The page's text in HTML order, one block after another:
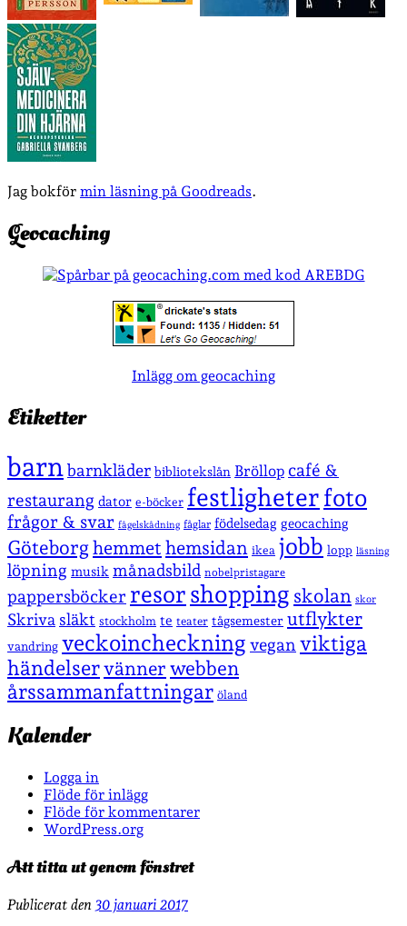
Jag bokför min läsning på Goodreads.
Geocaching
Inlägg om geocaching
Etiketter
barnbarnkläder bibliotekslån Bröllop café &
restaurang dator e-böcker festligheterfoto
frågor & svar fågelskådning fåglar födelsedag geocaching
Göteborghemmet hemsidan ikea jobb lopp läsning
löpning musik månadsbild nobelpristagare
pappersböcker resor shopping skolan skor
Skriva släkt stockholm te teater tågsemester utflykter
vandring veckoincheckning vegan viktiga
händelservänner webben
årssammanfattningar öland
Kalender
Logga in
Flöde för inlägg
Flöde för kommentarer
WordPress.org
Att titta ut genom fönstret
Publicerat den 30 januari 2017